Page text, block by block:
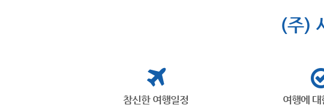
(주)
참신한 여행일정 여행에 대